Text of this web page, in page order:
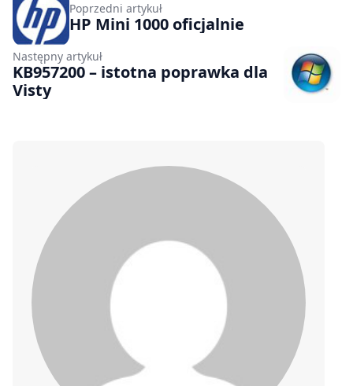
Poprzedni artykuł
HP Mini 1000 oficjalnie
Następny artykuł
KB957200 – istotna poprawka dla
Visty